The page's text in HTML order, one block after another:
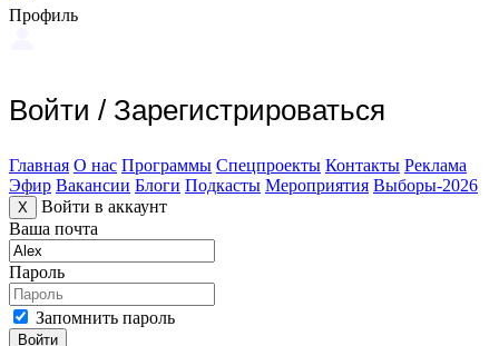
Профиль
Войти / Зарегистрироваться
Главная О нас Программы Спецпроекты Контакты Реклама
Эфир Вакансии Блоги Подкасты Мероприятия Выборы-2026
X
Войти в аккаунт
Ваша почта
Пароль
Запомнить пароль
Войти